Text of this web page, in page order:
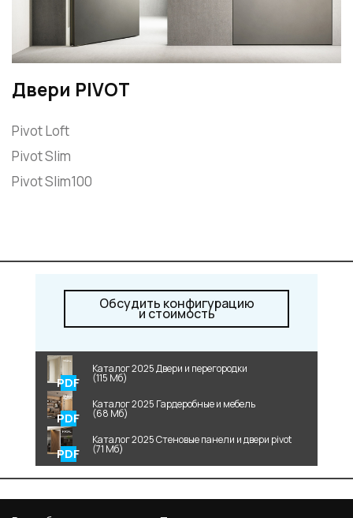
Двери PIVOT
Pivot Loft
Pivot Slim
Pivot Slim100
Обсудить конфигурацию
и стоимость
Каталог 2025 Двери и перегородки
(115 Мб)
Каталог 2025 Гардеробные и мебель
(68 Мб)
Каталог 2025 Стеновые панели и двери pivot
(71 Мб)